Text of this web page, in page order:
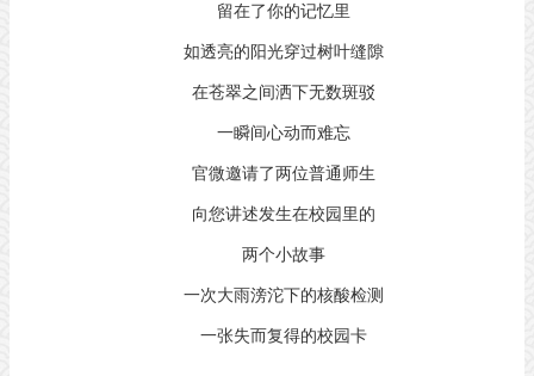
留在了你的记忆里
如透亮的阳光穿过树叶缝隙
在苍翠之间洒下无数斑驳
一瞬间心动而难忘
官微邀请了两位普通师生
向您讲述发生在校园里的
两个小故事
一次大雨滂沱下的核酸检测
一张失而复得的校园卡